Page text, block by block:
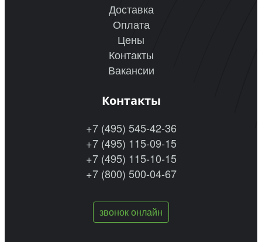
Доставка
Оплата
Цены
Контакты
Вакансии
Контакты
+7 (495) 545-42-36
+7 (495) 115-09-15
+7 (495) 115-10-15
+7 (800) 500-04-67
звонок онлайн